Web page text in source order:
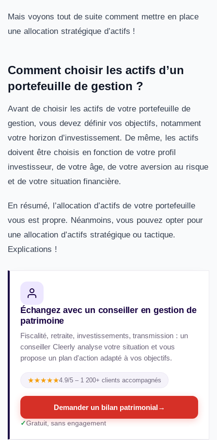
Mais voyons tout de suite comment mettre en place
une allocation stratégique d’actifs !
Comment choisir les actifs d’un
portefeuille de gestion ?
Avant de choisir les actifs de votre portefeuille de
gestion, vous devez définir vos objectifs, notamment
votre horizon d’investissement. De même, les actifs
doivent être choisis en fonction de votre profil
investisseur, de votre âge, de votre aversion au risque
et de votre situation financière.
En résumé, l’allocation d’actifs de votre portefeuille
vous est propre. Néanmoins, vous pouvez opter pour
une allocation d’actifs stratégique ou tactique.
Explications !
Échangez avec un conseiller en gestion de
patrimoine
Fiscalité, retraite, investissements, transmission : un
conseiller Cleerly analyse votre situation et vous
propose un plan d'action adapté à vos objectifs.
★★★★★4.9/5 – 1 200+ clients accompagnés
Demander un bilan patrimonial →
Gratuit, sans engagement